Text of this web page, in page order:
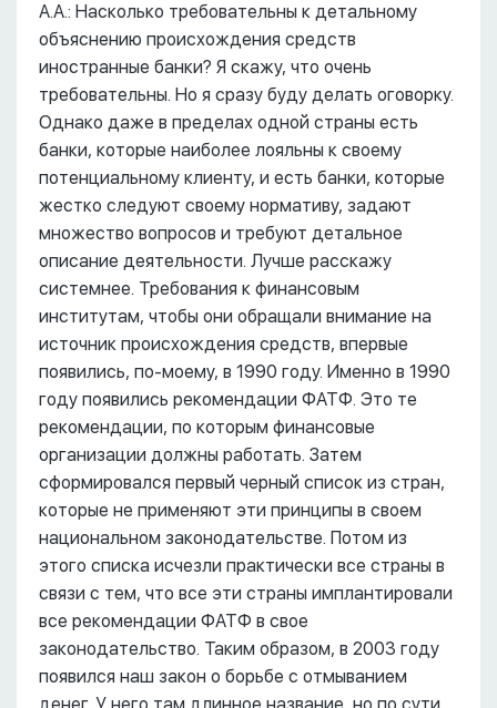
А.А.: Насколько требовательны к детальному
объяснению происхождения средств
иностранные банки? Я скажу, что очень
требовательны. Но я сразу буду делать оговорку.
Однако даже в пределах одной страны есть
банки, которые наиболее лояльны к своему
потенциальному клиенту, и есть банки, которые
жестко следуют своему нормативу, задают
множество вопросов и требуют детальное
описание деятельности. Лучше расскажу
системнее. Требования к финансовым
институтам, чтобы они обращали внимание на
источник происхождения средств, впервые
появились, по-моему, в 1990 году. Именно в 1990
году появились рекомендации ФАТФ. Это те
рекомендации, по которым финансовые
организации должны работать. Затем
сформировался первый черный список из стран,
которые не применяют эти принципы в своем
национальном законодательстве. Потом из
этого списка исчезли практически все страны в
связи с тем, что все эти страны имплантировали
все рекомендации ФАТФ в свое
законодательство. Таким образом, в 2003 году
появился наш закон о борьбе с отмыванием